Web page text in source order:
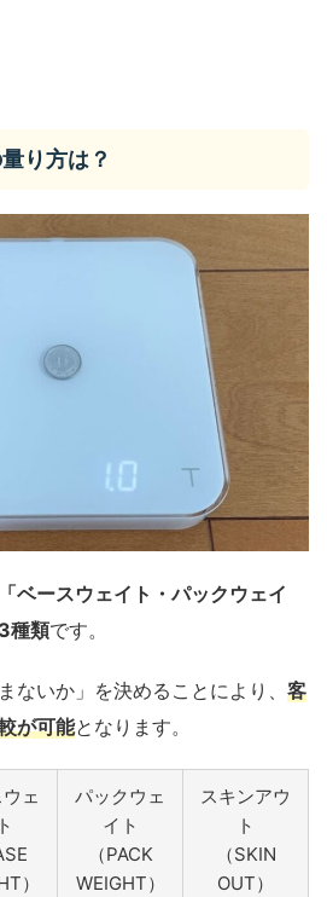
り方は？
「ベースウェイト・パックウェイ
種類です。
ないか」を決めることにより、 客
が可能となります。
ェ
）
パックウェ
イト
（PACK
WEIGHT）
スキンアウ
ト
（SKIN
OUT）